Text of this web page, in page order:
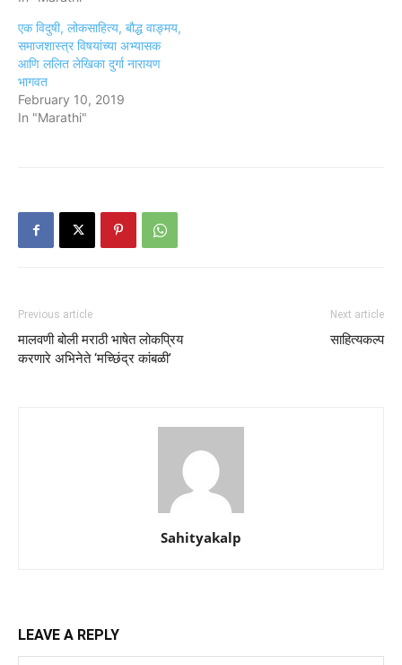
एक विदुषी, लोकसाहित्य, बौद्ध वाङ्मय,
समाजशास्त्र विषयांच्या अभ्यासक
आणि ललित लेखिका दुर्गा नारायण
भागवत
February 10, 2019
In "Marathi"
Previous article
मालवणी बोली मराठी भाषेत लोकप्रिय
करणारे अभिनेते ‘मच्छिंद्र कांबळी’
Next article
साहित्यकल्प
Sahityakalp
LEAVE A REPLY